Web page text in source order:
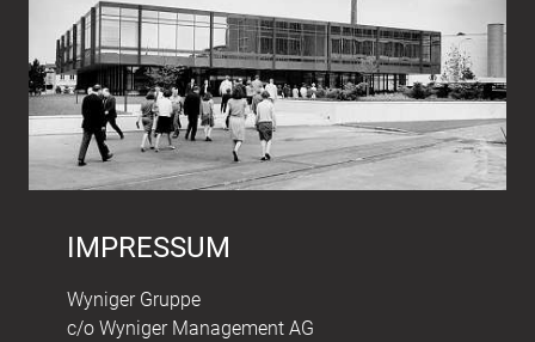
IMPRESSUM
Wyniger Gruppe
c/o Wyniger Management AG